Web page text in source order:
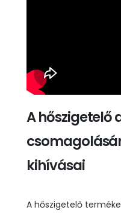
A hőszigetelő
kihívásai
A hőszigetelő